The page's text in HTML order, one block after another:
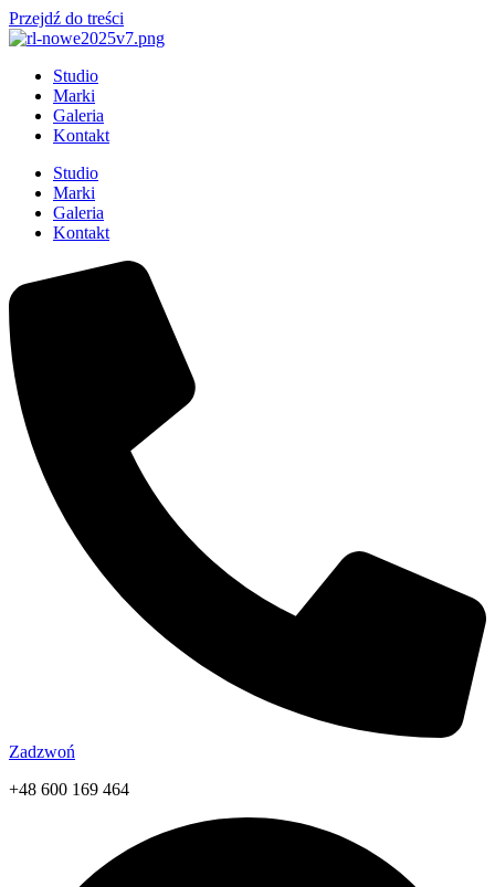
Przejdź do treści
Studio
Marki
Galeria
Kontakt
Studio
Marki
Galeria
Kontakt
Zadzwoń
+48 600 169 464